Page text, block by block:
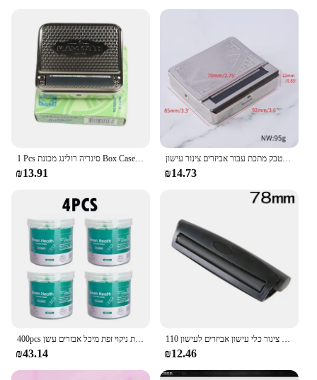
1 Pcs סיגריה רולינג מכונת Box Case חליפת עבור 70 MM ניירות גלגול טבק רולר מתגלגל מכונת סיגריות יצרנית
₪13.91
כספית ניידת 70/78/110 מ "מ מכונת סיגריות מתגלגלת מתכת לאחסון טבק מתכת עבור אביזרים צינור עישון
₪14.73
400pcs להגדיר אקריליק חד פעמי מסנן צינור סיגריות להפחית את זפת ניקוי זפת מיכל אבזרים עשן
₪43.14
110 מ "מ 78 מ" מ מכונת גלגול עם אטימה צינור ידני לחות צינור כלי עישון אביזרים לעישון
₪12.46